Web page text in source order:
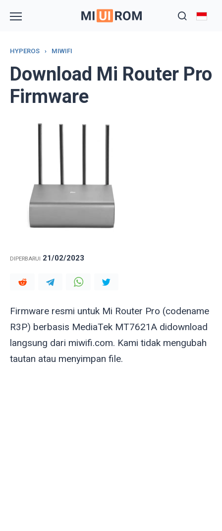
HYPEROS › MIWIFI
Download Mi Router Pro
Firmware
DIPERBARUI 21/02/2023
Firmware resmi untuk Mi Router Pro (codename
R3P) berbasis MediaTek MT7621A didownload
langsung dari miwifi.com. Kami tidak mengubah
tautan atau menyimpan file.